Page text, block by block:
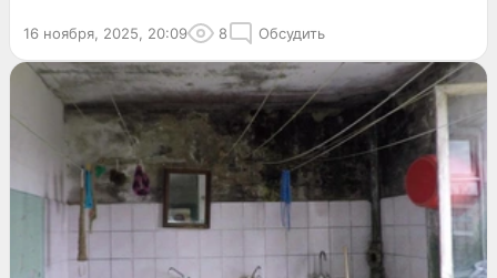
16 ноября, 2025, 20:09 8 Обсудить